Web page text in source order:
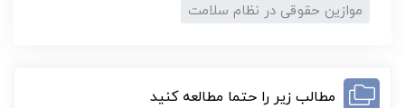
موازین حقوقی در نظام سلامت
مطالب زیر را حتما مطالعه کنید